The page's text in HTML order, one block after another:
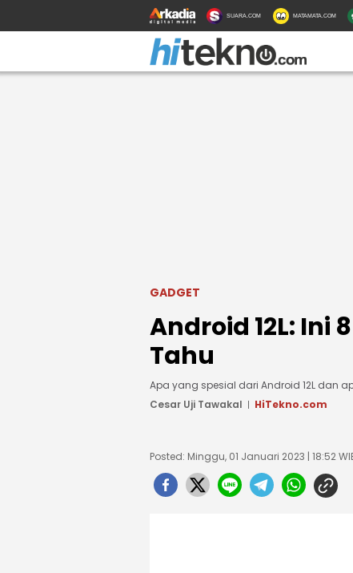
SUARA.COM MATAMATA.COM
GADGET
Android 12L: Ini
Tahu
Apa yang spesial dari Android 12L dan
Cesar Uji Tawakal
HiTekno.com
Posted: Minggu, 01 Januari 2023 | 18:52